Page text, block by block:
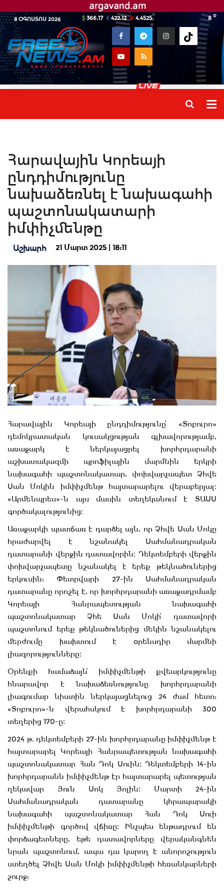
8 ՕԳՈՍՏՈՍ 2026 8 o
366.17 422.12 4.4525
Հարավային Կորեայի
ընդդիմությունը
նախաձեռնել է նախագահի
պաշտոնակատարի
իմփիչմենթը
Աշխարհ 21 Մարտ 2025 | 18:11
Հարավային Կորեայի ընդդիմությունը՝ «Տոբուրո»
դեմոկրատական ​​կուսակցության գլխավորությամբ,
առաջարկ է ներկայացրել խորհրդարանի
աշխատակազմի պրոֆիլային մարմնին երկրի
նախագահի պաշտոնակատար, փոխվարչապետ Չհվե
Սան Մոկին իմփիչմենթ հայտարարելու վերաբերյալ։
«Արմենպրես»-ն այս մասին տեղեկանում է ՏԱՍՍ
գործակալությունից։
Առաջարկի պատճառ է դարձել այն, որ Չհվե Սան Մոկը
հրաժարվել է նշանակել Սահմանադրական
դատարանի վերջին դատավորին։ Դեկտեմբերի վերջին
փոխվարչապետը նշանակել է երեք թեկնածուներից
երկուսին: Փետրվարի 27-ին Սահմանադրական
դատարանը որոշել է, որ խորհրդարանի առաջադրմամբ
Կորեայի Հանրապետության նախագահի
պաշտոնակատար Չհե Սան Մոկի՝ դատավորի
պաշտոնում երեք թեկնածուներից մեկին նշանակելու
մերժումը խախտում է օրենսդիր մարմնի
լիազորությունները։
Օրենքի համաձայն՝ իմփիչմենթի քվեարկությունը
հնարավոր է նախաձեռնությունը խորհրդարանի
լիագումար նիստին ներկայացնելուց 24 ժամ հետո:
«Տոբուրո»-ն վերահսկում է խորհրդարանի 300
տեղերից 170-ը։
2024 թ. դեկտեմբերի 27-ին խորհրդարանը իմփիչմենթ է
հայտարարել Կորեայի Հանրապետության նախագահի
պաշտոնակատար Հան Դոկ Սուին։ Դեկտեմբերի 14-ին
խորհրդարանն իմփիչմենթ էր հայտարարել պետության
ղեկավար Յուն Սոկ Յոլին։ Մարտի 24-ին
Սահմանադրական դատարանը կհրապարակի
նախագահի պաշտոնակատար Հան Դոկ Սուի
իմփիչմենթի գործով վճիռը։ Ինչպես ենթադրում են
փորձագետները, եթե դատավորները վերականգնեն
նրան պաշտոնում, ապա դա կարող է անորոշություն
ստեղծել Չհվե Սան Մոկի իմփիչմենթի հեռանկարների
շուրջ: